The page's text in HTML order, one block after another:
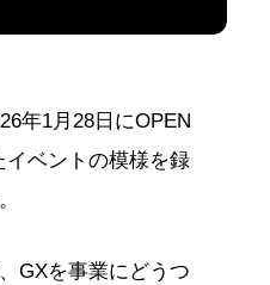
年1月28日にOPEN
イベントの模様を録
GXを事業にどうつ